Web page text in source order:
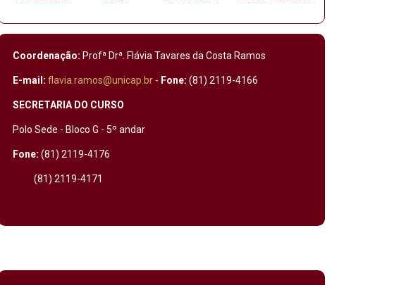
Coordenação: Profª Drª. Flávia Tavares da Costa Ramos
E-mail: flavia.ramos@unicap.br- Fone: (81) 2119-4166
SECRETARIA DO CURSO
Polo Sede - Bloco G - 5º andar
Fone: (81) 2119-4176
(81) 2119-4171